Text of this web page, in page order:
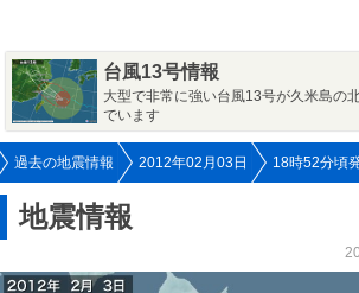
台風13号情報
大型で非常に強い台風13号が久米島の
でいます
過去の地震情報 2012年02月03日 18時52分頃
地震情報